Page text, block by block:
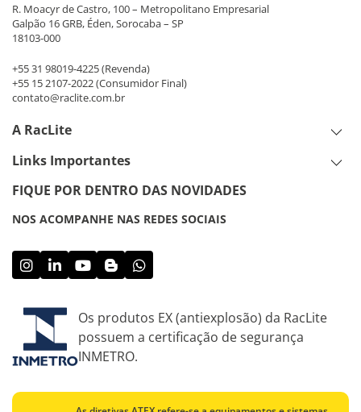
R. Moacyr de Castro, 100 – Metropolitano Empresarial
Galpão 16 GRB, Éden, Sorocaba – SP
18103-000
+55 31 98019-4225(Revenda)
+55 15 2107-2022(Consumidor Final)
contato@raclite.com.br
A RacLite
Links Importantes
FIQUE POR DENTRO DAS NOVIDADES
NOS ACOMPANHE NAS REDES SOCIAIS
Os produtos EX (antiexplosão) da RacLite
possuem a certificação de segurança
INMETRO.